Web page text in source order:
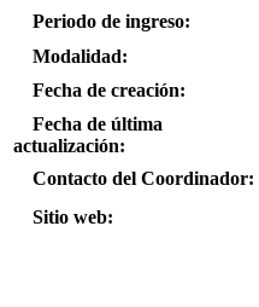
Periodo de ingreso:
Modalidad:
Fecha de creación:
Fecha de última
actualización:
Contacto del Coordinador:
Sitio web: